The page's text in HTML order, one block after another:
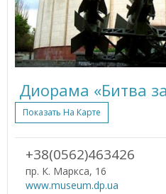
Диорама «Битва
Показать На Карте
+38(0562)463426
пр. К. Маркса, 16
www.museum.dp.ua